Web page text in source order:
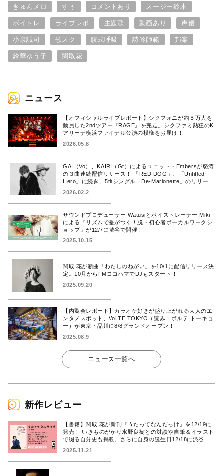
きゅんメロ すぅ コメントあり スージー鈴木
ボイトレ ライブレポ 主題歌 動画あり 声優
小泉誠司 歌スク 腹式呼吸 詩吟師範 邦楽
鈴華ゆう子 関取花
ニュース
【オフィシャルライブレポート】シクフォニが約５万人を
動員した2ndツアー『RAGE』を完走。シクファミ熱狂のK
アリーナ横浜ファイナル公演の模様をお届け！
2026.05.8
GAI（Vo）、KAIRI（Gt）によるユニット・Embersが怒涛
の３曲連続配信リリース！ 「RED DOG」、「Untitled
Hero」に続き、5thシングル「De-Marionette」のリリース
2026.02.2
サウンドプロデューサー Watusiとボイストレーナー Miki
による『リズムで差がつく！脱・初心者ボーカルワークシ
ョップ』が12/7に渋谷で開催！
2025.10.15
関取 花が新曲「わたしのねがい」を10/1に配信リリース決
定。10月からFMヨコハマでDJもスタート！
2025.09.20
【内覧会レポート】カラオケ好きが盛り上がれる大人のエ
ンタメスポット、VoLTE TOKYO（読み：ボルテ トーキョ
ー）が東京・品川に8/8グランドオープン！
2025.08.9
ニュース一覧へ
新作レビュー
【書籍】関取 花が新刊『うたってなんだっけ』を12/19に
発売！ いきものがかり水野良樹との対談や自筆＆イラスト
で綴る自分史も掲載。さらに自身の誕生日12/18に渋谷で
2025.11.21